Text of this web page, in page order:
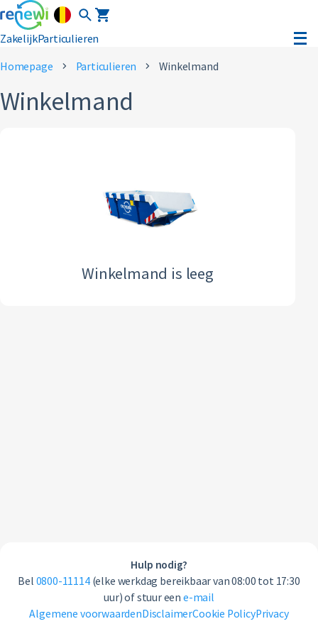
ZakelijkParticulieren
My Renewi
ons
Homepage Particulieren Winkelmand
Winkelmand
Winkelmand is leeg
Hulp nodig?
Bel 0800-11114(elke werkdag bereikbaar van 08:00 tot 17:30
uur) of stuur een e-mail
Algemene voorwaardenDisclaimerCookie PolicyPrivacy